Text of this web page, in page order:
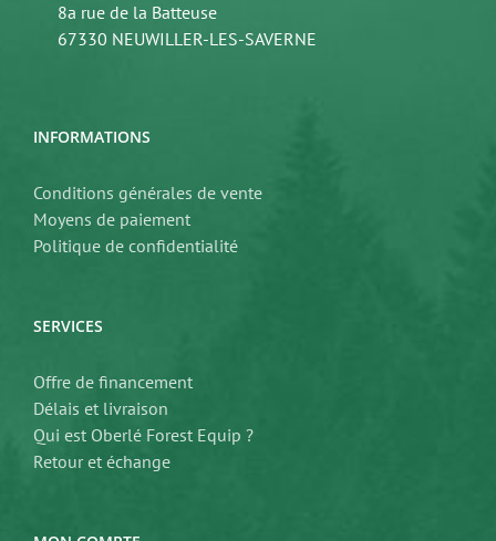
8a rue de la Batteuse
67330 NEUWILLER-LES-SAVERNE
INFORMATIONS
Conditions générales de vente
Moyens de paiement
Politique de confidentialité
SERVICES
Offre de financement
Délais et livraison
Qui est Oberlé Forest Equip ?
Retour et échange